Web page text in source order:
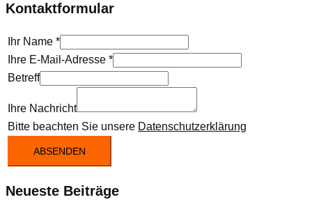
Kontaktformular
Ihr Name *
Ihre E-Mail-Adresse *
Betreff
Ihre Nachricht
Bitte beachten Sie unsere Datenschutzerklärung
ABSENDEN
Neueste Beiträge